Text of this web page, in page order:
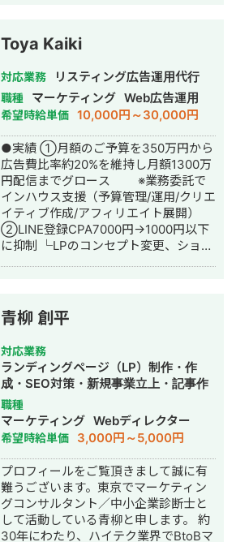
定、顧客課題調査(定性・定量)、アライ
アンス、解決策実証や 新規事業のプロ
トタイプ制作・Webサービス開発ディ
レクション、オープン実証実験支援、
実証データ分析、マーケティング戦略
立案/改善を行う。
Toya Kaiki
対応業務 リスティング広告運用代行
職種 マーケティング Web広告運用
希望時給単価 10,000円～30,000円
●実績 ①月額のご予算を350万円から
広告費比率約20%を維持し月額1300万
円配信までグロース ※業務委託で
インハウス支援（予算管理/運用/クリエ
イティブ作成/アフィリエイト展開）
②LINE登録CPA7000円→1000円以下
に抑制 └LPのコンセプト変更、ショー
ニュースを運用 └中間指標、CPOベー
スでの細かいクリエイティブ単位の精
査 └月100本以上のクリエイティブ(先
方の協力あり) ④ROAS400%を維持し
て、月予算200万円から月予算800万円
まで拡大 └他社と被らないコンセプ
ト、真似できない動画素材をベースに
グロース └浅い地点の指標は、自動ル
ール設定を活用し、損切りを徹底
(CPM, CPC, CPA) └予約、面談実施、
成約もクリエイティブ単位で計測、損
切り ■広告運用(Google、Yahoo、
Facebook、Instagram、Twitter、
LINE、TikTok、スマニュー、Linkedin)
年間予算2000万〜3億円
青柳 創平
対応業務
ランディングページ（LP）制作・作
成・SEO対策・新規事業立上・記事作
成代行・ライティング・オウンドメデ
ィア制作・構築・運用代行
職種
マーケティング Webディレクター
希望時給単価 3,000円～5,000円
プロフィールをご覧頂きまして誠に有
難うございます。東京でマーケティン
グコンサルタント／中小企業診断士と
して活動している青柳と申します。 約
30年にわたり、ハイテク業界でBtoBマ